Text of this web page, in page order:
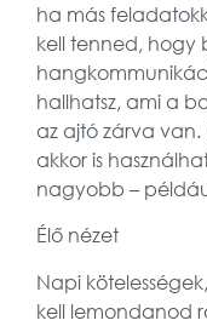
ha más
kell tenned, hogy
hallhatsz, ami a
az ajtó zárva van.
akkor is
nagyobb –
Élő nézet
Napi
kell lemondanod